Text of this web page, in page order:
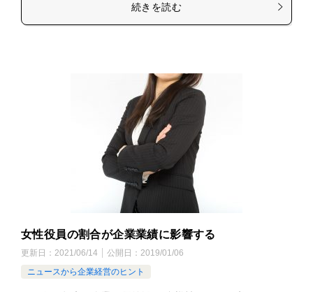
続きを読む
女性役員の割合が企業業績に影響する
更新日： 2021/06/14 公開日： 2019/01/06
ニュースから企業経営のヒント